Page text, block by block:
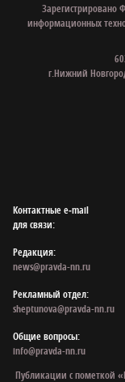
Зарегистрировано
информационных
г.Нижний
Контактные e‑mail
для связи:
Редакция:
news@pravda-nn.ru
Рекламный отдел:
sheptunova@pravda-nn.ru
Общие вопросы:
info@pravda-nn.ru
Публикации с пометкой